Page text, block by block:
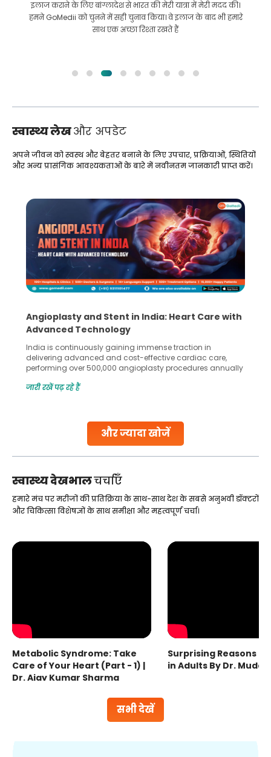
इलाज कराने के लिए बांग्लादेश से भारत की मेरी यात्रा में मेरी मदद की।
हमने GoMedii को चुनने में सही चुनाव किया। वे इलाज के बाद भी हमारे
साथ एक अच्छा रिश्ता रखते हैं
स्वास्थ्य लेखऔर अपडेट
और ज्यादा खोजें
अपने जीवन को स्वस्थ और बेहतर बनाने के लिए उपचार, प्रक्रियाओं, स्थितियों
और अन्य प्रासंगिक आवश्यकताओं के बारे में नवीनतम जानकारी प्राप्त करें।
Angioplasty and Stent in India: Heart Care with
Advanced Technology
India is continuously gaining immense traction in
delivering advanced and cost-effective cardiac care,
performing over 500,000 angioplasty procedures annually
globe are searching for treatments like angioplasty and
Studies, such as one published
जारी रखें पढ़ रहे हैं
स्वास्थ्य देखभालचर्चाएँ
सभी देखें
हमारे मंच पर मरीजों की प्रतिक्रिया के साथ-साथ देश के सबसे अनुभवी डॉक्टरों
और चिकित्सा विशेषज्ञों के साथ समीक्षा और महत्वपूर्ण चर्चा।
Metabolic Syndrome: Take
Care of Your Heart (Part - 1) |
Dr. Ajay Kumar Sharma
Surprising Reasons
in Adults By Dr.